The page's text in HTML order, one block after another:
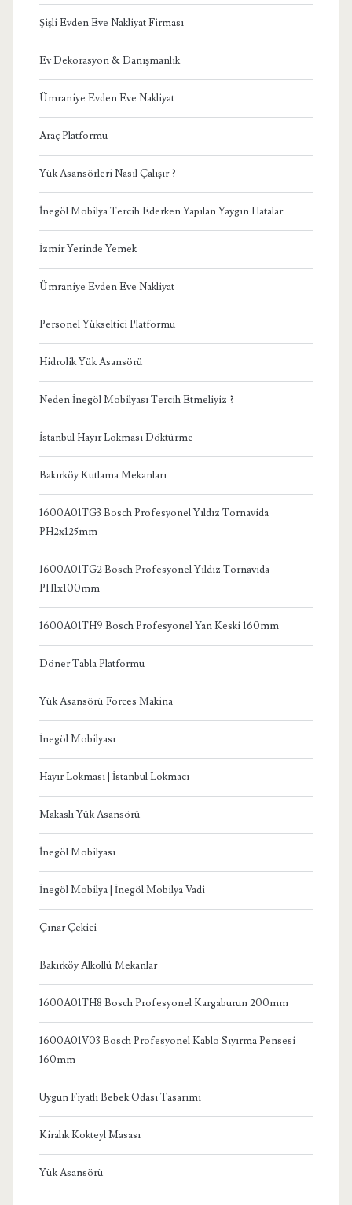
Şişli Evden Eve Nakliyat Firması
Ev Dekorasyon & Danışmanlık
Ümraniye Evden Eve Nakliyat
Araç Platformu
Yük Asansörleri Nasıl Çalışır ?
İnegöl Mobilya Tercih Ederken Yapılan Yaygın Hatalar
İzmir Yerinde Yemek
Ümraniye Evden Eve Nakliyat
Personel Yükseltici Platformu
Hidrolik Yük Asansörü
Neden İnegöl Mobilyası Tercih Etmeliyiz ?
İstanbul Hayır Lokması Döktürme
Bakırköy Kutlama Mekanları
1600A01TG3 Bosch Profesyonel Yıldız Tornavida
PH2x125mm
1600A01TG2 Bosch Profesyonel Yıldız Tornavida
PH1x100mm
1600A01TH9 Bosch Profesyonel Yan Keski 160mm
Döner Tabla Platformu
Yük Asansörü Forces Makina
İnegöl Mobilyası
Hayır Lokması | İstanbul Lokmacı
Makaslı Yük Asansörü
İnegöl Mobilyası
İnegöl Mobilya | İnegöl Mobilya Vadi
Çınar Çekici
Bakırköy Alkollü Mekanlar
1600A01TH8 Bosch Profesyonel Kargaburun 200mm
1600A01V03 Bosch Profesyonel Kablo Sıyırma Pensesi
160mm
Uygun Fiyatlı Bebek Odası Tasarımı
Kiralık Kokteyl Masası
Yük Asansörü